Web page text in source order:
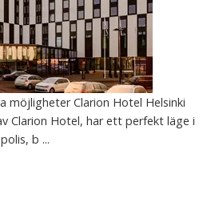
möjligheter Clarion Hotel Helsinki
Clarion Hotel, har ett perfekt läge i
b ...